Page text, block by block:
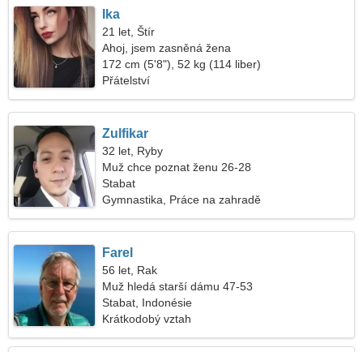
Ika
21 let, Štír
Ahoj, jsem zasněná žena
172 cm (5'8"), 52 kg (114 liber)
Přátelství
Zulfikar
32 let, Ryby
Muž chce poznat ženu 26-28
Stabat
Gymnastika, Práce na zahradě
Farel
56 let, Rak
Muž hledá starší dámu 47-53
Stabat, Indonésie
Krátkodobý vztah